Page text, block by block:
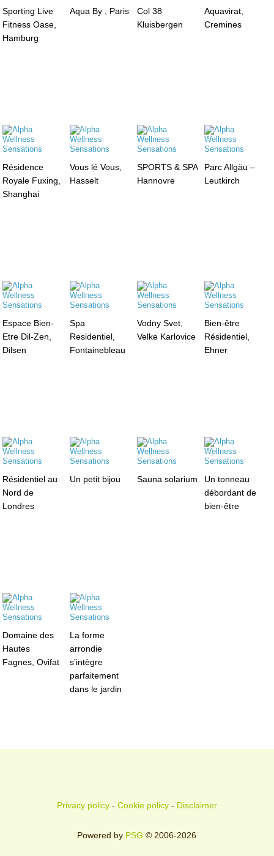
Sporting Live
Fitness Oase,
Hamburg
Aqua By , Paris
Col 38
Kluisbergen
Aquavirat,
Cremines
Résidence
Royale Fuxing,
Shanghai
Vous lé Vous,
Hasselt
SPORTS & SPA
Hannovre
Parc Allgäu –
Leutkirch
Espace Bien-
Etre Dil-Zen,
Dilsen
Spa
Residentiel,
Fontainebleau
Vodny Svet,
Velke Karlovice
Bien-être
Résidentiel,
Ehner
Résidentiel au
Nord de
Londres
Un petit bijou Sauna solarium
Un tonneau
débordant de
bien-être
Domaine des
Hautes
Fagnes, Ovifat
La forme
arrondie
s’intègre
parfaitement
dans le jardin
Privacy policy- Cookie policy- Disclaimer
Powered by PSG © 2006-2026